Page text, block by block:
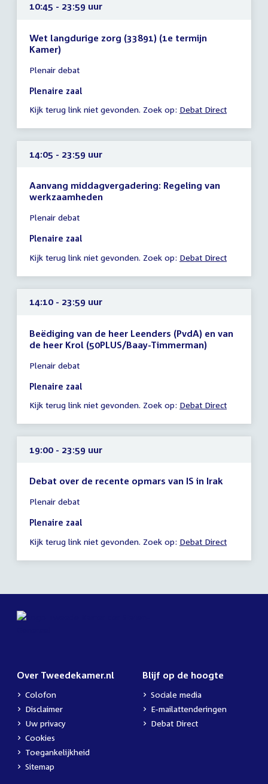
10:45 - 23:59 uur
Wet langdurige zorg (33891) (1e termijn
Kamer)
vergadering
10:45
23:59
Plenair debat
Plenaire zaal
Kijk terug link niet gevonden. Zoek op: Debat Direct
14:05 - 23:59 uur
Aanvang middagvergadering: Regeling van
werkzaamheden
vergadering
14:05
23:59
Plenair debat
Plenaire zaal
Kijk terug link niet gevonden. Zoek op: Debat Direct
14:10 - 23:59 uur
Beëdiging van de heer Leenders (PvdA) en van
de heer Krol (50PLUS/Baay-Timmerman)
vergadering
14:10
23:59
Plenair debat
Plenaire zaal
Kijk terug link niet gevonden. Zoek op: Debat Direct
19:00 - 23:59 uur
Debat over de recente opmars van IS in Irak
vergadering
19:00
23:59
Plenair debat
Plenaire zaal
Kijk terug link niet gevonden. Zoek op: Debat Direct
Over Tweedekamer.nl
Colofon
Disclaimer
Uw privacy
Cookies
Toegankelijkheid
Sitemap
Blijf op de hoogte
Sociale media
E-mailattenderingen
Debat Direct